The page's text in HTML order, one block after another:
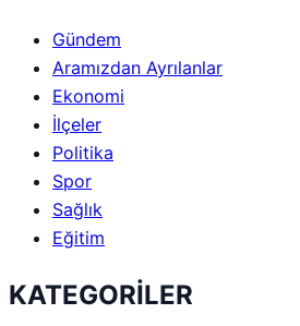
Gündem
Aramızdan Ayrılanlar
Ekonomi
İlçeler
Politika
Spor
Sağlık
Eğitim
KATEGORİLER